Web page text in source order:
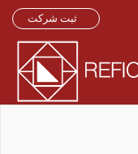
ثبت شرکت